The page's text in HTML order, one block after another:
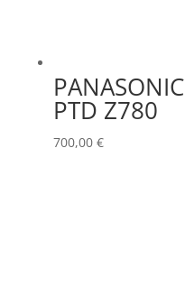
PANASONIC
PTD Z780
700,00 €